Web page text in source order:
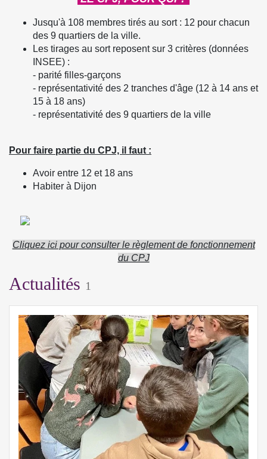
Jusqu'à 108 membres tirés au sort : 12 pour chacun
des 9 quartiers de la ville.
Les tirages au sort reposent sur 3 critères (données
INSEE) :
- parité filles-garçons
- représentativité des 2 tranches d'âge (12 à 14 ans et
15 à 18 ans)
- représentativité des 9 quartiers de la ville
Pour faire partie du CPJ, il faut :
Avoir entre 12 et 18 ans
Habiter à Dijon
Cliquez ici pour consulter le règlement de fonctionnement
du CPJ
Actualités 1